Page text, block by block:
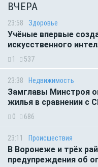
ВЧЕРА
23:58 Здоровье
Учёные впервые
искусственного
1 537
23:38 Недвижимость
Замглавы Минстроя
жилья в сравнении с
0 686
23:11 Происшествия
В Воронеже и трёх
предупреждения об